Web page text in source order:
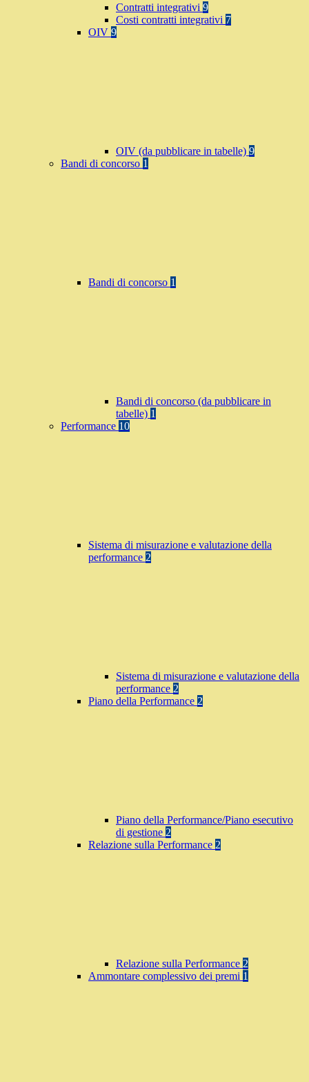
Contratti integrativi 9
Costi contratti integrativi 7
OIV 9
OIV (da pubblicare in tabelle) 9
Bandi di concorso 1
Bandi di concorso 1
Bandi di concorso (da pubblicare in
tabelle) 1
Performance 10
Sistema di misurazione e valutazione della
performance 2
Sistema di misurazione e valutazione della
performance 2
Piano della Performance 2
Piano della Performance/Piano esecutivo
di gestione 2
Relazione sulla Performance 2
Relazione sulla Performance 2
Ammontare complessivo dei premi 1